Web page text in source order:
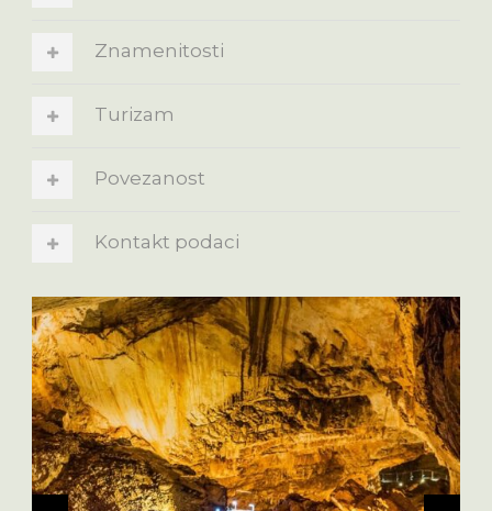
Znamenitosti
Turizam
Povezanost
Kontakt podaci